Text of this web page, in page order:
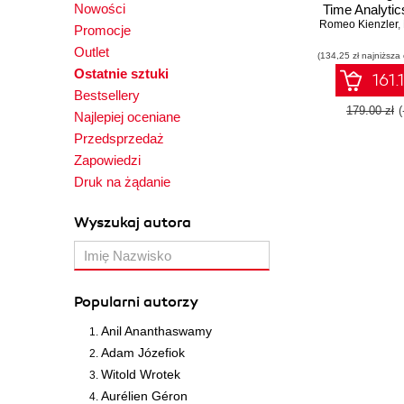
Nowości
Promocje
Outlet
Ostatnie sztuki
Bestsellery
Najlepiej oceniane
Przedsprzedaż
Zapowiedzi
Druk na żądanie
Wyszukaj autora
Popularni autorzy
Anil Ananthaswamy
Adam Józefiok
Witold Wrotek
Aurélien Géron
Time
complex
analytics,
learning with
Spark
Romeo Kienzler,
(134,25 zł
179.00 zł